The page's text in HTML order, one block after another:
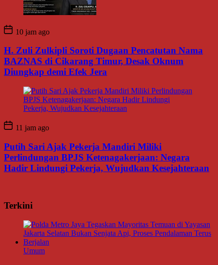
10 jam ago
H. Zuli Zulkipli Soroti Dugaan Pencatutan Nama
BAZNAS di Cikarang Timur, Desak Oknum
Diungkap demi Efek Jera
11 jam ago
Putih Sari Ajak Pekerja Mandiri Miliki
Perlindungan BPJS Ketenagakerjaan: Negara
Hadir Lindungi Pekerja, Wujudkan Kesejahteraan
Terkini
Umum